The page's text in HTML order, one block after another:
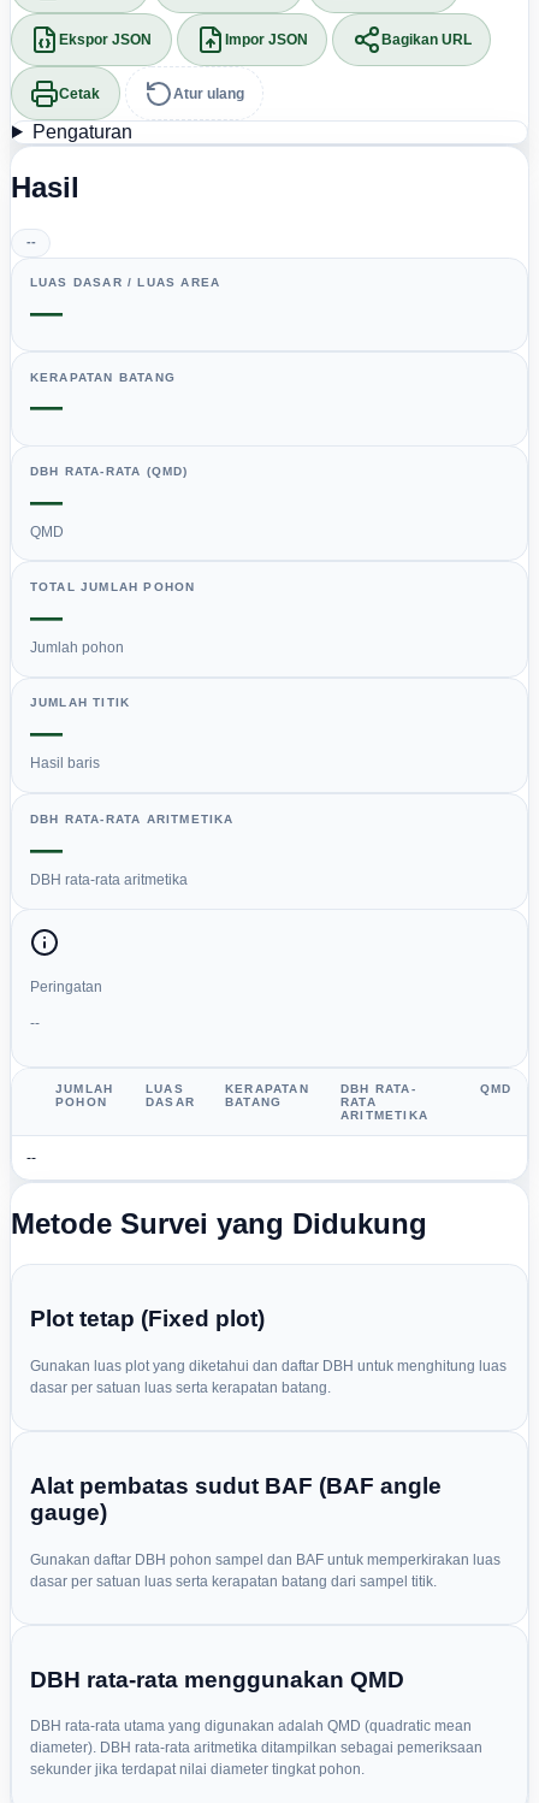
Ekspor JSON Impor JSON Bagikan URL
Cetak Atur ulang
Pengaturan
Hasil
--
LUAS DASAR / LUAS AREA
—
KERAPATAN BATANG
—
DBH RATA-RATA (QMD)
—
QMD
TOTAL JUMLAH POHON
—
Jumlah pohon
JUMLAH TITIK
—
Hasil baris
DBH RATA-RATA ARITMETIKA
—
DBH rata-rata aritmetika
Peringatan
--
JUMLAH
POHON
LUAS
DASAR
KERAPATAN
BATANG
DBH RATA-
RATA
ARITMETIKA
QMD
--
Metode Survei yang Didukung
Plot tetap (Fixed plot)
Gunakan luas plot yang diketahui dan daftar DBH untuk menghitung luas
dasar per satuan luas serta kerapatan batang.
Alat pembatas sudut BAF (BAF angle
gauge)
Gunakan daftar DBH pohon sampel dan BAF untuk memperkirakan luas
dasar per satuan luas serta kerapatan batang dari sampel titik.
DBH rata-rata menggunakan QMD
DBH rata-rata utama yang digunakan adalah QMD (quadratic mean
diameter). DBH rata-rata aritmetika ditampilkan sebagai pemeriksaan
sekunder jika terdapat nilai diameter tingkat pohon.